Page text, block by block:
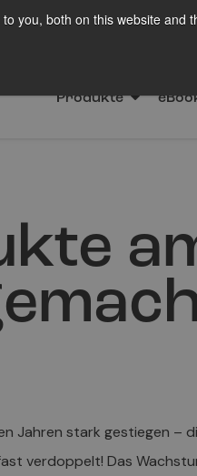
you, both on this website
Produkte
Jahren stark gestiegen –
verdoppelt! Das